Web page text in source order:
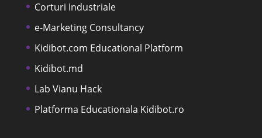
Corturi Industriale
e-Marketing Consultancy
Kidibot.com Educational Platform
Kidibot.md
Lab Vianu Hack
Platforma Educationala Kidibot.ro